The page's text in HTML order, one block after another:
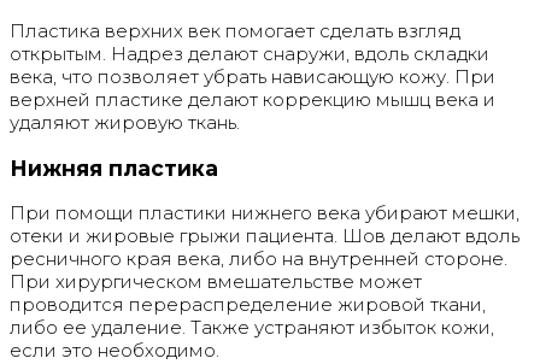
Пластика верхних век помогает сделать взгляд
открытым. Надрез делают снаружи, вдоль складки
века, что позволяет убрать нависающую кожу. При
верхней пластике делают коррекцию мышц века и
удаляют жировую ткань.
Нижняя пластика
При помощи пластики нижнего века убирают мешки,
отеки и жировые грыжи пациента. Шов делают вдоль
ресничного края века, либо на внутренней стороне.
При хирургическом вмешательстве может
проводится перераспределение жировой ткани,
либо ее удаление. Также устраняют избыток кожи,
если это необходимо.